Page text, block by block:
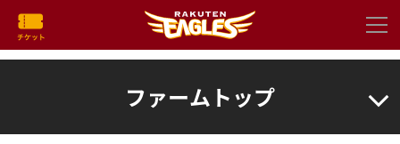
ファームトップ